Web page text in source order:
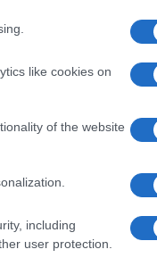
like cookies on
of the website
including
user protection.
oz. 47,6 odstotka
701.673
sicer v nedeljo na